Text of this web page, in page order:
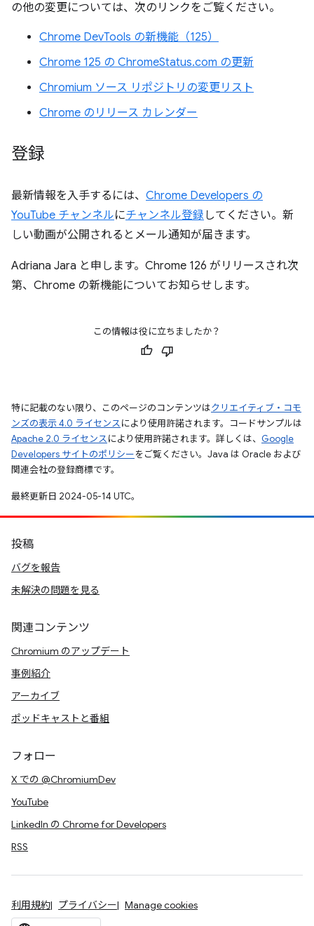
の他の変更については、次のリンクをご覧ください。
Chrome DevTools の新機能（125）
Chrome 125 の ChromeStatus.com の更新
Chromium ソース リポジトリの変更リスト
Chrome のリリース カレンダー
登録
最新情報を入手するには、 Chrome Developers の
YouTube チャンネルにチャンネル登録 してください。新
しい動画が公開されるとメール通知が届きます。
Adriana Jara と申します。Chrome 126 がリリースされ次
第、Chrome の新機能についてお知らせします。
この情報は役に立ちましたか？
特に記載のない限り、このページのコンテンツはクリエイティブ・コモ
ンズの表示 4.0 ライセンスにより使用許諾されます。コードサンプルは
Apache 2.0 ライセンスにより使用許諾されます。詳しくは、 Google
Developers サイトのポリシーをご覧ください。Java は Oracle および
関連会社の登録商標です。
最終更新日 2024-05-14 UTC。
投稿
バグを報告
未解決の問題を見る
関連コンテンツ
Chromium のアップデート
事例紹介
アーカイブ
ポッドキャストと番組
フォロー
X での @ChromiumDev
YouTube
LinkedIn の Chrome for Developers
RSS
利用規約 プライバシー Manage cookies